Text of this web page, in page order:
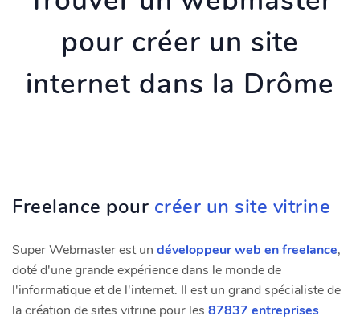
pour créer un site
internet dans la Drôme
Freelance pour créer un site vitrine
Super Webmaster est un développeur web en freelance,
doté d'une grande expérience dans le monde de
l'informatique et de l'internet. Il est un grand spécialiste de
la création de sites vitrine pour les 87837 entreprises